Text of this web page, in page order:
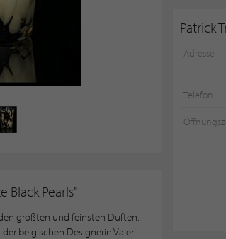
Pearls"
größten und feinsten Düften.
belgischen Designerin Valeri
Patrick
Adresse
Telefon